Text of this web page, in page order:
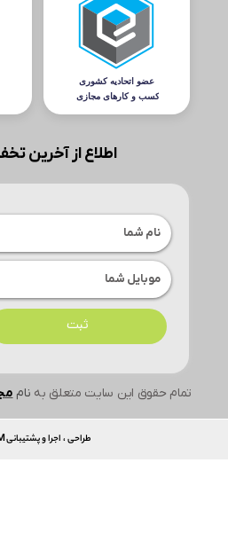
تمام حقوق این سایت متعلق به نام
اطلاع از آخرین
ثبت
طراحی ، اجرا و پشتیبانی